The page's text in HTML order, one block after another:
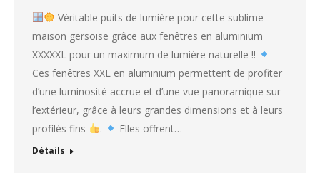
Véritable puits de lumière pour cette sublime
maison gersoise grâce aux fenêtres en aluminium
XXXXXL pour un maximum de lumière naturelle !!
Ces fenêtres XXL en aluminium permettent de profiter
d’une luminosité accrue et d’une vue panoramique sur
l’extérieur, grâce à leurs grandes dimensions et à leurs
profilés fins
. Elles offrent…
Détails